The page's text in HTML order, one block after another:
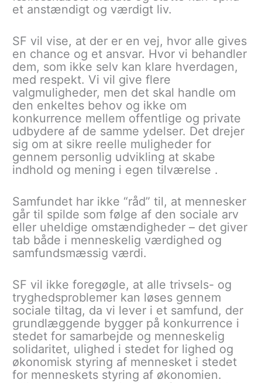
et anstændigt og værdigt liv.
SF vil vise, at der er en vej, hvor alle gives
en chance og et ansvar. Hvor vi behandler
dem, som ikke selv kan klare hverdagen,
med respekt. Vi vil give flere
valgmuligheder, men det skal handle om
den enkeltes behov og ikke om
konkurrence mellem offentlige og private
udbydere af de samme ydelser. Det drejer
sig om at sikre reelle muligheder for
gennem personlig udvikling at skabe
indhold og mening i egen tilværelse .
Samfundet har ikke “råd” til, at mennesker
går til spilde som følge af den sociale arv
eller uheldige omstændigheder – det giver
tab både i menneskelig værdighed og
samfundsmæssig værdi.
SF vil ikke foregøgle, at alle trivsels- og
tryghedsproblemer kan løses gennem
sociale tiltag, da vi lever i et samfund, der
grundlæggende bygger på konkurrence i
stedet for samarbejde og menneskelig
solidaritet, ulighed i stedet for lighed og
økonomisk styring af mennesket i stedet
for menneskets styring af økonomien.